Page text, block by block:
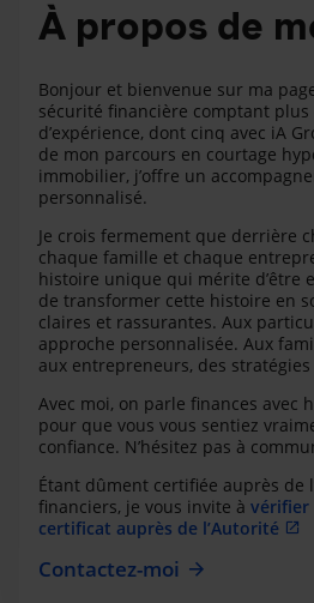
À propos de
Bonjour et bienvenue sur ma
sécurité financière comptant
d’expérience, dont cinq avec iA
de mon parcours en courtage
immobilier, j’offre un
personnalisé.
Je crois fermement que derrière
chaque famille et chaque
histoire unique qui mérite d’être
de transformer cette histoire en
claires et rassurantes. Aux
approche personnalisée. Aux
aux entrepreneurs, des
Avec moi, on parle finances avec
pour que vous vous sentiez
confiance. N’hésitez pas à
Étant dûment certifiée auprès de
financiers, je vous invite à vérifier
certificat auprès de l’Autorité
Contactez-moi